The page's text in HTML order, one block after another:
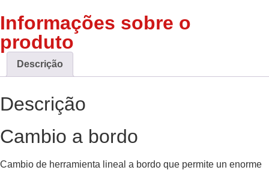
Informações sobre o
produto
Descrição
Descrição
Cambio a bordo
Cambio de herramienta lineal a bordo que permite un enorme